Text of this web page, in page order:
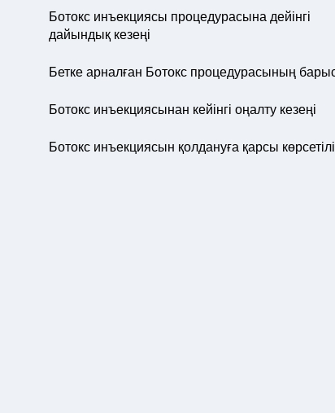
Ботокс инъекциясы процедурасына дейінгі
дайындық кезеңі
Бетке арналған Ботокс процедурасының
Ботокс инъекциясынан кейінгі оңалту кезеңі
Ботокс инъекциясын қолдануға қарсы